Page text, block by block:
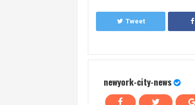
Tweet
newyork-city-news